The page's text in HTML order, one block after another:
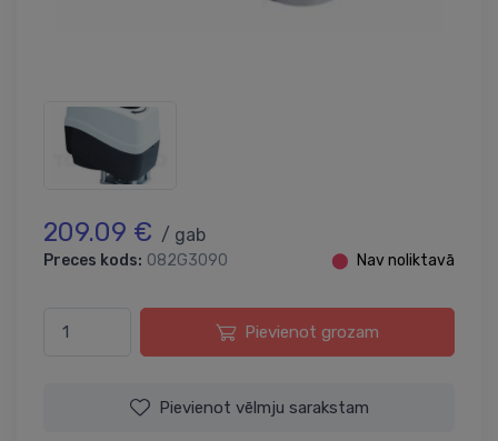
209.09 € / gab
Preces kods: 082G3090 ⬤ Nav noliktavā
Pievienot grozam
Pievienot vēlmju sarakstam